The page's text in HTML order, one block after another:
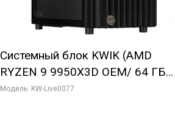
Системный блок KWIK (AMD
RYZEN 9 9950X3D OEM/ 64 ГБ
ОЗУ/ Gigabyte RTX5080
Модель: KW-Live0077